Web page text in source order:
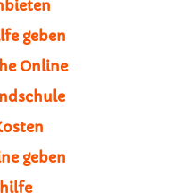
geben
Online
geben